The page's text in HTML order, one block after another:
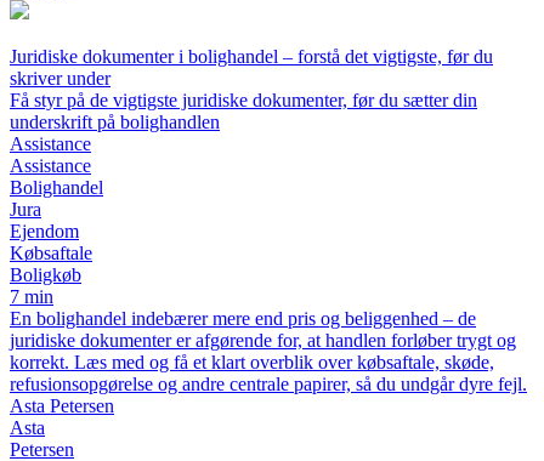
Juridiske dokumenter i bolighandel – forstå det vigtigste, før du
skriver under
Få styr på de vigtigste juridiske dokumenter, før du sætter din
underskrift på bolighandlen
Assistance
Assistance
Bolighandel
Jura
Ejendom
Købsaftale
Boligkøb
7 min
En bolighandel indebærer mere end pris og beliggenhed – de
juridiske dokumenter er afgørende for, at handlen forløber trygt og
korrekt. Læs med og få et klart overblik over købsaftale, skøde,
refusionsopgørelse og andre centrale papirer, så du undgår dyre fejl.
Asta Petersen
Asta
Petersen